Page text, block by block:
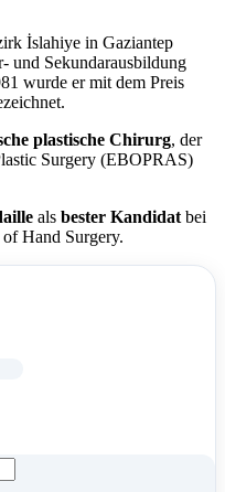
İslahiye in Gaziantep
und Sekundarausbildung
wurde er mit dem Preis
plastische Chirurg, der
Surgery (EBOPRAS)
als bester Kandidat bei
Hand Surgery.